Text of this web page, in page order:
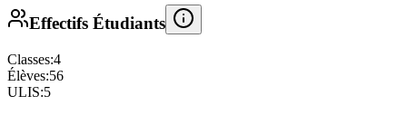
Effectifs Étudiants
Classes:4
Élèves:56
ULIS:5